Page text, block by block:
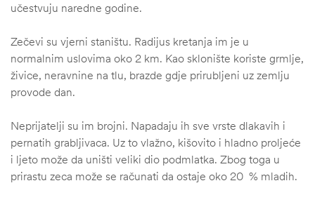
učestvuju naredne godine.
Zečevi su vjerni staništu. Radijus kretanja im je u
normalnim uslovima oko 2 km. Kao sklonište koriste grmlje,
živice, neravnine na tlu, brazde gdje prirubljeni uz zemlju
provode dan.
Neprijatelji su im brojni. Napadaju ih sve vrste dlakavih i
pernatih grabljivaca. Uz to vlažno, kišovito i hladno proljeće
i ljeto može da uništi veliki dio podmlatka. Zbog toga u
prirastu zeca može se računati da ostaje oko 20 % mladih.